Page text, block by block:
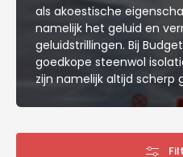
als akoestische
namelijk het geluid en
geluidstrillingen. Bij
goedkope steenwol
zijn namelijk altijd scherp